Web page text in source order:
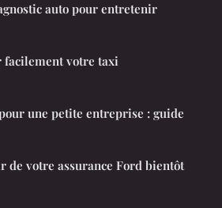
auto pour entretenir
facilement votre taxi
une petite entreprise : guide
de votre assurance Ford bientôt